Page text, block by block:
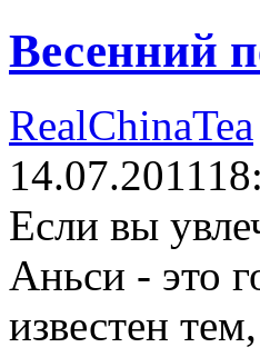
Весенний
RealChinaTea
14.07.2011
Если вы
Аньси - это
известен